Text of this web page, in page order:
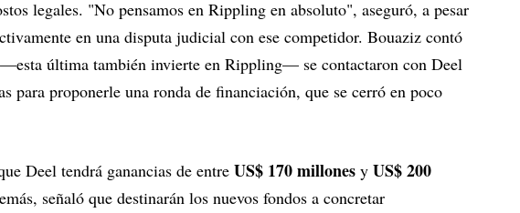
legales. "No pensamos en Rippling en absoluto", aseguró, a pesar
en una disputa judicial con ese competidor. Bouaziz contó
—esta última también invierte en Rippling— se contactaron con Deel
para proponerle una ronda de financiación, que se cerró en poco
Deel tendrá ganancias de entre US$ 170 millones y US$ 200
señaló que destinarán los nuevos fondos a concretar